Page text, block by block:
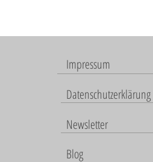
Impressum
Datenschutzerklärung
Newsletter
Blog